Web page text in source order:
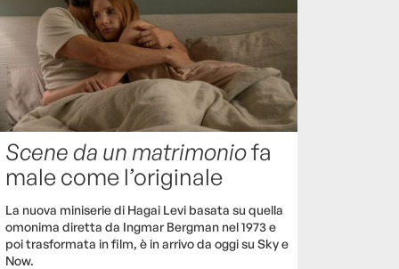
Scene da un matrimoniofa
male come l’originale
La nuova miniserie di Hagai Levi basata su quella
omonima diretta da Ingmar Bergman nel 1973 e
poi trasformata in film, è in arrivo da oggi su Sky e
Now.